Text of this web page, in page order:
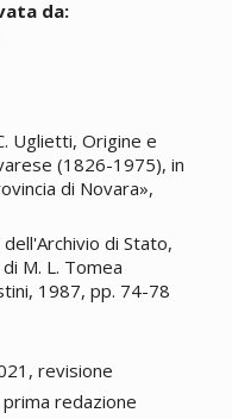
da:
Uglietti, Origine e
(1826-1975), in
di Novara»,
di Stato,
M. L. Tomea
1987, pp. 74-78
revisione
redazione